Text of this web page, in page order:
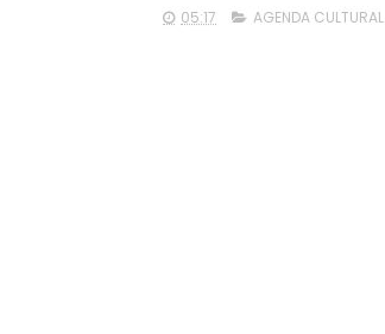
05:17 AGENDA CULTURAL